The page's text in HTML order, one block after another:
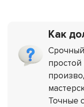
Как
Точные